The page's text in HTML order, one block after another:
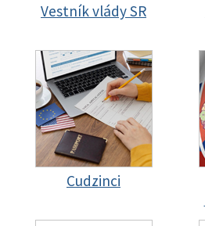
Vestník vlády SR
Cudzinci